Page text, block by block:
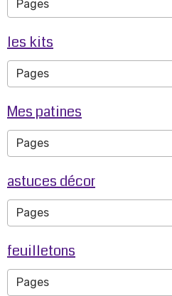
les kits
Mes patines
astuces décor
feuilletons